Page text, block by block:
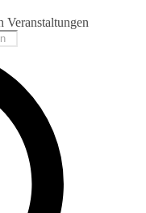
Veranstaltungen